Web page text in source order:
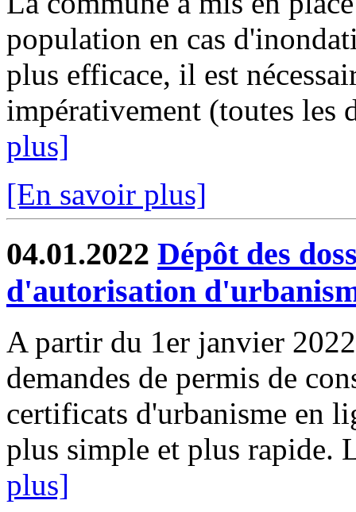
population en cas
plus efficace, il est
impérativement (toutes les
plus]
[En savoir plus]
04.01.2022 Dépôt des
d'autorisation
A partir du 1er janvier
demandes de permis de
certificats d'urbanisme en
plus simple et plus rapide.
plus]